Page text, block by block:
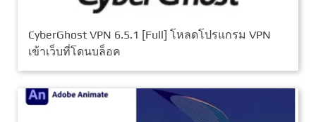
CyberGhost VPN 6.5.1 [Full] โหลดโปรแกรม VPN
เข้าเว็บที่โดนบล็อค